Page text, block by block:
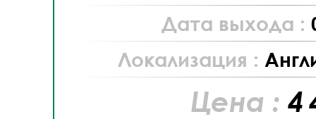
Дата выхода :
Локализация :
Цена : 4